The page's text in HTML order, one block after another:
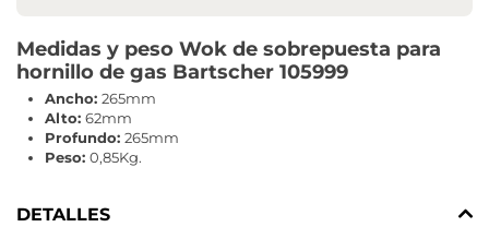
Medidas y peso Wok de sobrepuesta para
hornillo de gas Bartscher 105999
Ancho: 265mm
Alto: 62mm
Profundo: 265mm
Peso: 0,85Kg.
DETALLES